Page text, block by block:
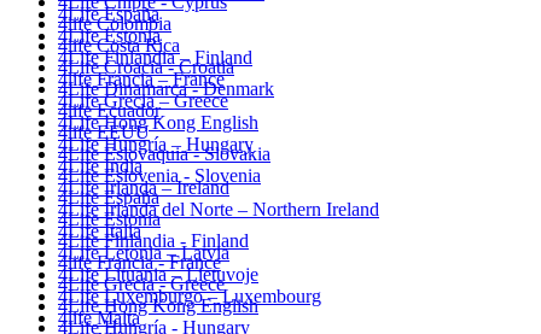
4Life España
4Life Estonia
4Life Finlandia – Finland
4life Francia – France
4Life Grecia – Greece
4Life Hong Kong English
4Life Hungría – Hungary
4Life India
4Life Irlanda – Ireland
4Life Irlanda del Norte – Northern Ireland
4Life Italia
4Life Letonia – Latvia
4Life Lituania – Lietuvoje
4Life Luxemburgo – Luxembourg
4life Malta
4life Colombia
4life Costa Rica
4Life Croacia - Croatia
4Life Dinamarca - Denmark
4life Ecuador
4life EEUU
4Life Eslovaquia - Slovakia
4Life Eslovenia - Slovenia
4Life España
4Life Estonia
4Life Finlandia - Finland
4life Francia - France
4Life Grecia - Greece
4Life Hong Kong English
4Life Hungría - Hungary